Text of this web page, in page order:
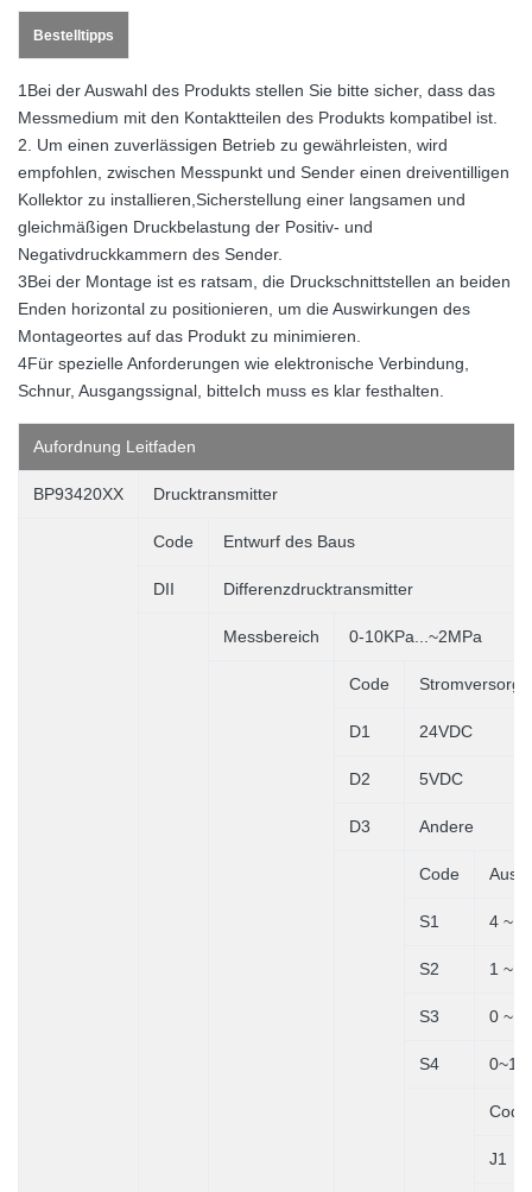
Bestelltipps
1Bei der Auswahl des Produkts stellen Sie bitte sicher, dass das
Messmedium mit den Kontaktteilen des Produkts kompatibel ist.
2. Um einen zuverlässigen Betrieb zu gewährleisten, wird
empfohlen, zwischen Messpunkt und Sender einen dreiventilligen
Kollektor zu installieren,Sicherstellung einer langsamen und
gleichmäßigen Druckbelastung der Positiv- und
Negativdruckkammern des Sender.
3Bei der Montage ist es ratsam, die Druckschnittstellen an beiden
Enden horizontal zu positionieren, um die Auswirkungen des
Montageortes auf das Produkt zu minimieren.
4Für spezielle Anforderungen wie elektronische Verbindung,
Schnur, Ausgangssignal, bitteIch muss es klar festhalten.
Aufordnung Leitfaden
BP93420XX Drucktransmitter
Code Entwurf des Baus
DII Differenzdrucktransmitter
Messbereich 0-10KPa...~2MPa
Code
D1 24VDC
D2 5VDC
D3 Andere
Code
S1 4 ~
S2 1 ~
S3 0 ~
S4
Code
J1